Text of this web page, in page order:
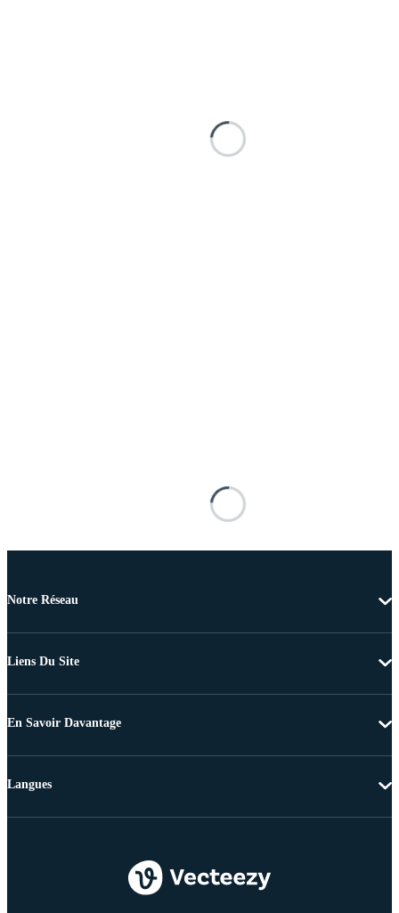
Notre Réseau
Liens Du Site
En Savoir Davantage
Langues